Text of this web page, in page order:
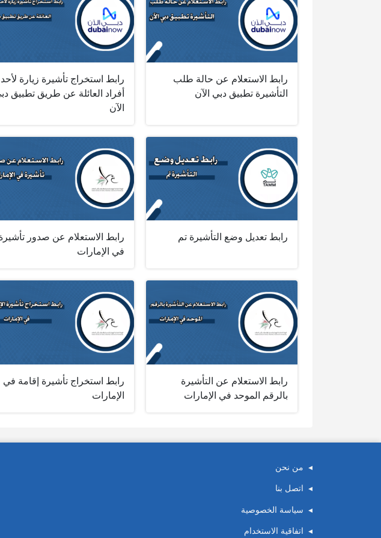
رابط الاستعلام عن حالة طلب
التأشيرة تطبيق دبي الآن
رابط استخراج تأشيرة زيارة لأحد
أفراد العائلة عن طريق تطبيق
الآن
رابط تعديل وضع التأشيرة تم
رابط الاستعلام عن صدور
في الإمارات
رابط الاستعلام عن التأشيرة
بالرقم الموحد في الإمارات
رابط استخراج تأشيرة إقامة في
الإمارات
من نحن
اتصل بنا
سياسة الخصوصية
اتفاقية الاستخدام